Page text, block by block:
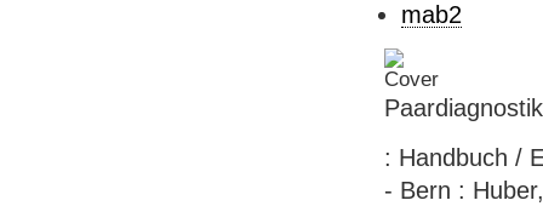
mab2
: Handbuch /
- Bern :